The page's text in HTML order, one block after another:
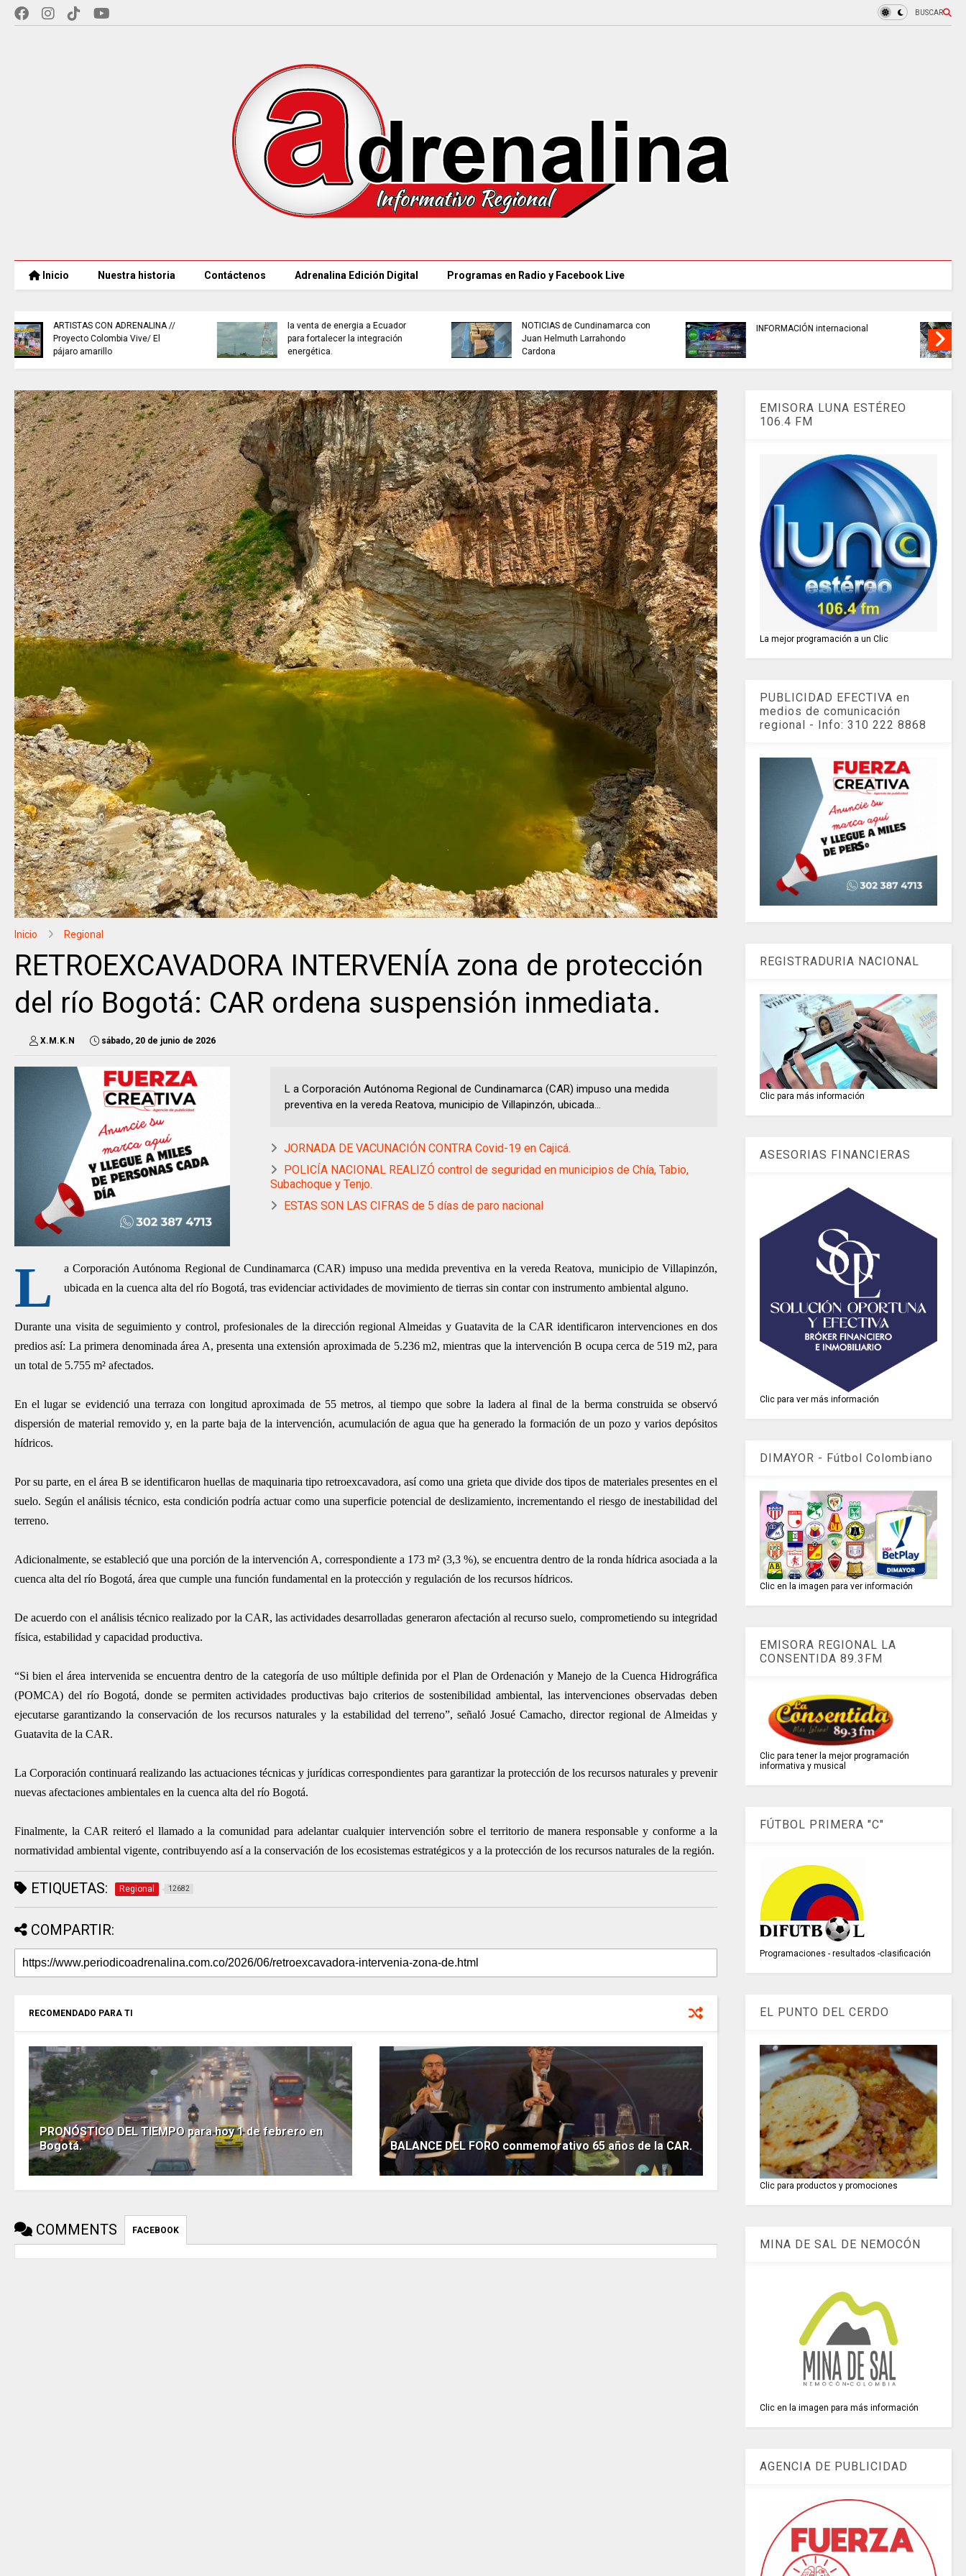
BUSCAR
Inicio Nuestra historia Contáctenos Adrenalina Edición Digital Programas en Radio y Facebook Live
NOTICIAS de Cundinamarca con
Juan Helmuth Larrahondo
Cardona
INFORMACIÓN internacional
buscan mejorar la calidad del
agua que consumen miles de
TRABAJO....................si hay //
Inicio Regional
RETROEXCAVADORA INTERVENÍA zona de protección
del río Bogotá: CAR ordena suspensión inmediata.
X.M.K.N sábado, 20 de junio de 2026
L a Corporación Autónoma Regional de Cundinamarca (CAR) impuso una medida
preventiva en la vereda Reatova, municipio de Villapinzón, ubicada...
JORNADA DE VACUNACIÓN CONTRA Covid-19 en Cajicá.
POLICÍA NACIONAL REALIZÓ control de seguridad en municipios de Chía, Tabio,
Subachoque y Tenjo.
ESTAS SON LAS CIFRAS de 5 días de paro nacional
L
a Corporación Autónoma Regional de Cundinamarca (CAR) impuso una medida preventiva en la vereda Reatova, municipio de Villapinzón,
ubicada en la cuenca alta del río Bogotá, tras evidenciar actividades de movimiento de tierras sin contar con instrumento ambiental alguno.
Durante una visita de seguimiento y control, profesionales de la dirección regional Almeidas y Guatavita de la CAR identificaron intervenciones en dos
predios así: La primera denominada área A, presenta una extensión aproximada de 5.236 m2, mientras que la intervención B ocupa cerca de 519 m2, para
un total de 5.755 m² afectados.
En el lugar se evidenció una terraza con longitud aproximada de 55 metros, al tiempo que sobre la ladera al final de la berma construida se observó
dispersión de material removido y, en la parte baja de la intervención, acumulación de agua que ha generado la formación de un pozo y varios depósitos
hídricos.
Por su parte, en el área B se identificaron huellas de maquinaria tipo retroexcavadora, así como una grieta que divide dos tipos de materiales presentes en el
suelo. Según el análisis técnico, esta condición podría actuar como una superficie potencial de deslizamiento, incrementando el riesgo de inestabilidad del
terreno.
Adicionalmente, se estableció que una porción de la intervención A, correspondiente a 173 m² (3,3 %), se encuentra dentro de la ronda hídrica asociada a la
cuenca alta del río Bogotá, área que cumple una función fundamental en la protección y regulación de los recursos hídricos.
De acuerdo con el análisis técnico realizado por la CAR, las actividades desarrolladas generaron afectación al recurso suelo, comprometiendo su integridad
física, estabilidad y capacidad productiva.
“Si bien el área intervenida se encuentra dentro de la categoría de uso múltiple definida por el Plan de Ordenación y Manejo de la Cuenca Hidrográfica
(POMCA) del río Bogotá, donde se permiten actividades productivas bajo criterios de sostenibilidad ambiental, las intervenciones observadas deben
ejecutarse garantizando la conservación de los recursos naturales y la estabilidad del terreno”, señaló Josué Camacho, director regional de Almeidas y
Guatavita de la CAR.
La Corporación continuará realizando las actuaciones técnicas y jurídicas correspondientes para garantizar la protección de los recursos naturales y prevenir
nuevas afectaciones ambientales en la cuenca alta del río Bogotá.
Finalmente, la CAR reiteró el llamado a la comunidad para adelantar cualquier intervención sobre el territorio de manera responsable y conforme a la
normatividad ambiental vigente, contribuyendo así a la conservación de los ecosistemas estratégicos y a la protección de los recursos naturales de la región.
ETIQUETAS: Regional 12682
COMPARTIR:
RECOMENDADO PARA TI
PRONÓSTICO DEL TIEMPO para hoy 1 de febrero en
Bogotá.
BALANCE DEL FORO conmemorativo 65 años de la CAR.
COMMENTS FACEBOOK
EMISORA LUNA ESTÉREO
106.4 FM
La mejor programación a un Clic
PUBLICIDAD EFECTIVA en
medios de comunicación
regional - Info: 310 222 8868
REGISTRADURIA NACIONAL
Clic para más información
ASESORIAS FINANCIERAS
Clic para ver más información
DIMAYOR - Fútbol Colombiano
Clic en la imagen para ver información
EMISORA REGIONAL LA
CONSENTIDA 89.3FM
Clic para tener la mejor programación
informativa y musical
FÚTBOL PRIMERA "C"
Programaciones - resultados -clasificación
EL PUNTO DEL CERDO
Clic para productos y promociones
MINA DE SAL DE NEMOCÓN
Clic en la imagen para más información
AGENCIA DE PUBLICIDAD